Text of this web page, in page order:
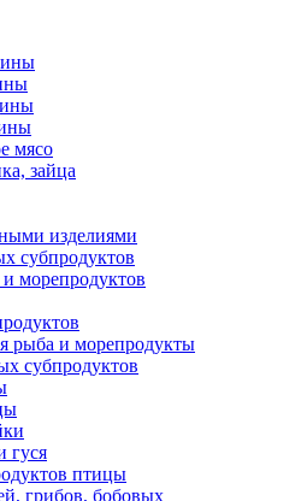
мясо
зайца
изделиями
субпродуктов
морепродуктов
рыба и морепродукты
субпродуктов
гуся
птицы
грибов, бобовых